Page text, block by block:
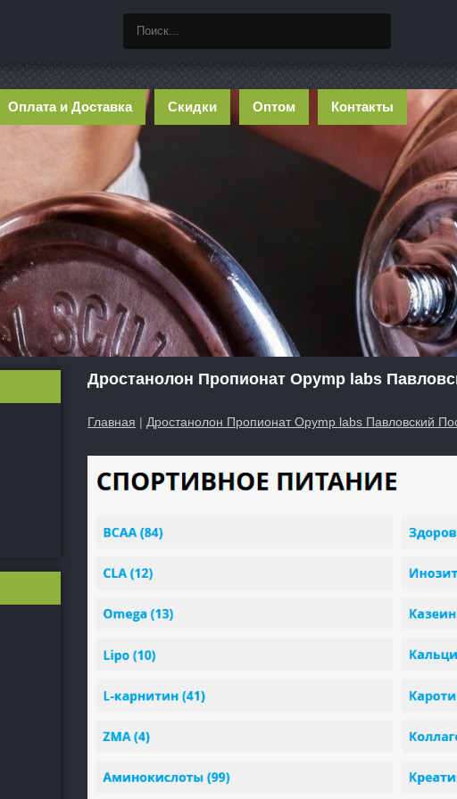
Оплата и Доставка Скидки Оптом Контакты
Дростанолон Пропионат Opymp labs
Главная | Дростанолон Пропионат Opymp labs Павловский